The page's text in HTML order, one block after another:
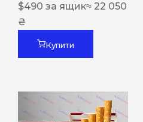
$490 за ящик≈ 22 050
₴
Купити